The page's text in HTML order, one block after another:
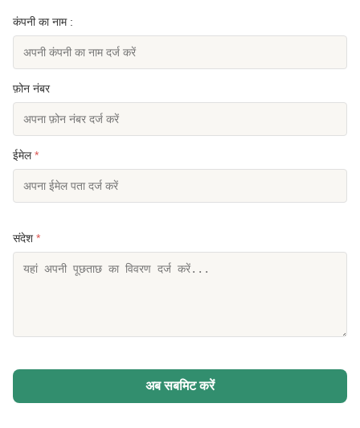
कंपनी का नाम :
फ़ोन नंबर
ईमेल*
संदेश *
अब सबमिट करें